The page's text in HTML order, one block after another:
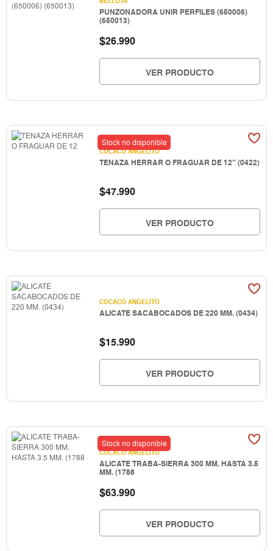
PUNZONADORA UNIR PERFILES (650006)
(650013)
$26.990
VER PRODUCTO
Stock no disponible
COCACO ANGELITO
TENAZA HERRAR O FRAGUAR DE 12" (0422)
$47.990
VER PRODUCTO
COCACO ANGELITO
ALICATE SACABOCADOS DE 220 MM. (0434)
$15.990
VER PRODUCTO
Stock no disponible
COCACO ANGELITO
ALICATE TRABA-SIERRA 300 MM. HASTA 3.5
MM. (1788
$63.990
VER PRODUCTO